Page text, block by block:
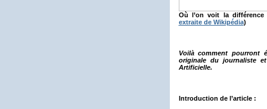
Où l’on voit la
extraite de Wikipédia)
Voilà comment pourront
originale du journaliste
Artificielle.
Introduction de l’article :